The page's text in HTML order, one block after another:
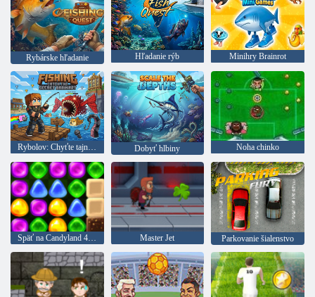
Rybárske hľadanie Hľadanie rýb Minihry Brainrot
Rybolov: Chyťte tajného Brainmoutha Dobyť hlbiny Noha chinko
Späť na Candyland 4: Lollipop Garden Master Jet Parkovanie šialenstvo